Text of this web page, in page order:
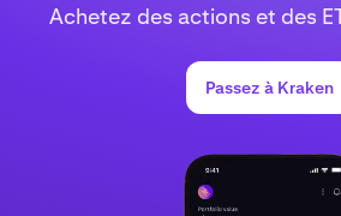
Achetez des actions et des
Passez à Kraken